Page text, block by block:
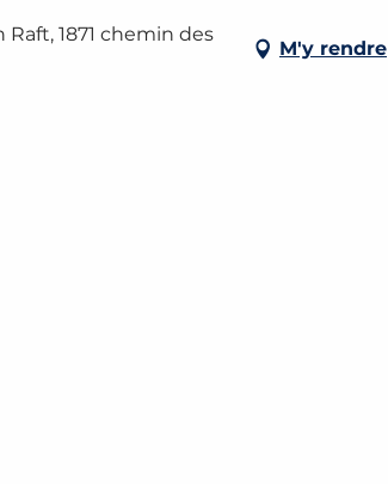
1871 chemin des
M'y rendre